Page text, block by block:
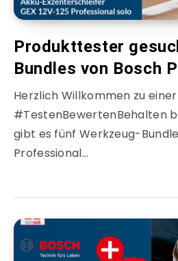
Produkttester
Bundles von Bosch
Herzlich Willkommen zu
#TestenBewertenBehalten
gibt es fünf Werkzeug-
Professional…